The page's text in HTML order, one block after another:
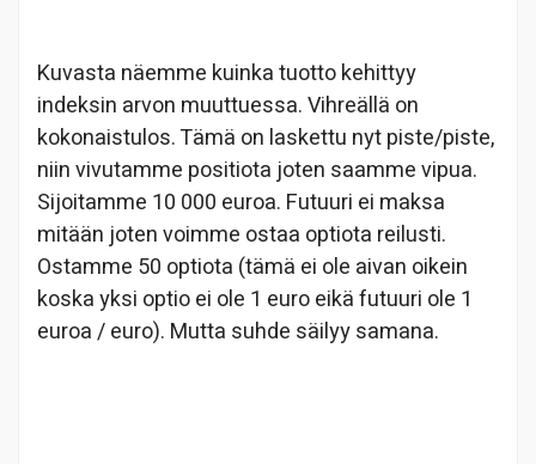
Kuvasta näemme kuinka tuotto kehittyy
indeksin arvon muuttuessa. Vihreällä on
kokonaistulos. Tämä on laskettu nyt piste/piste,
niin vivutamme positiota joten saamme vipua.
Sijoitamme 10 000 euroa. Futuuri ei maksa
mitään joten voimme ostaa optiota reilusti.
Ostamme 50 optiota (tämä ei ole aivan oikein
koska yksi optio ei ole 1 euro eikä futuuri ole 1
euroa / euro). Mutta suhde säilyy samana.